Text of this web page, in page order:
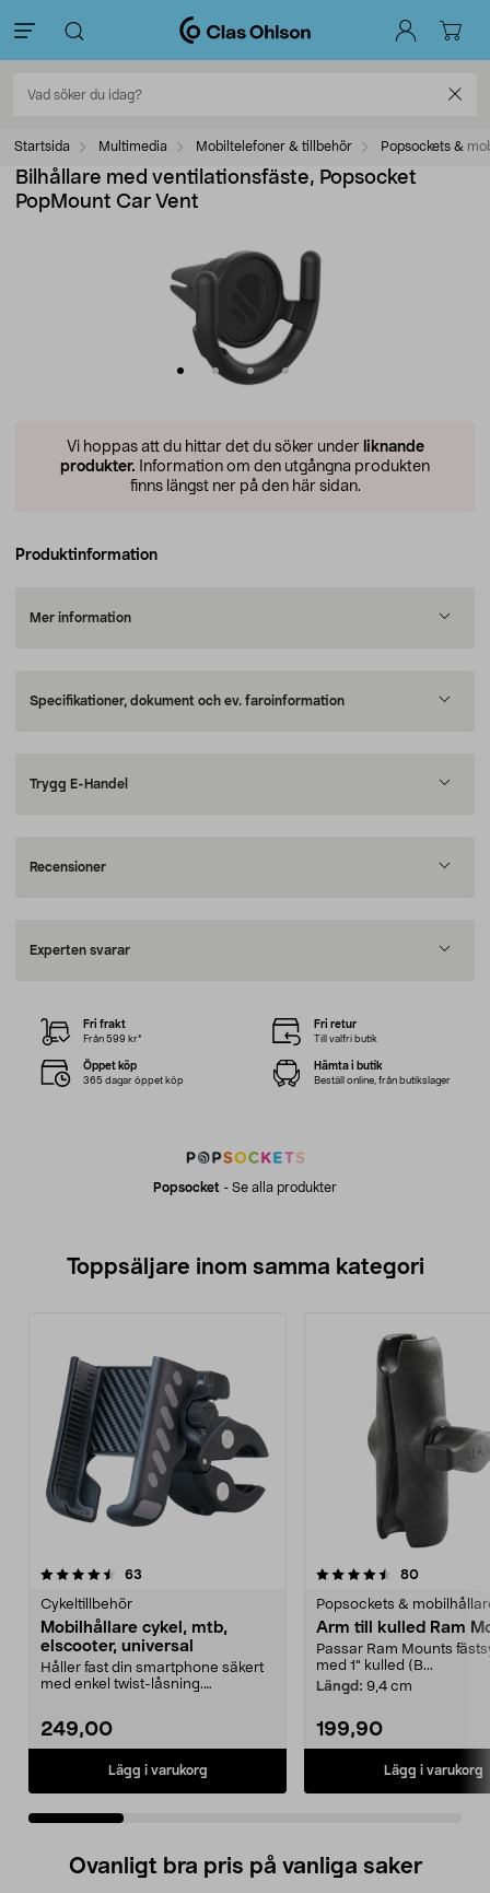
Startsida Multimedia Mobiltelefoner & tillbehör Popsockets &
Bilhållare med ventilationsfäste, Popsocket
PopMount Car Vent
Vi hoppas att du hittar det du söker under liknande
produkter. Information om den utgångna produkten
finns längst ner på den här sidan.
Produktinformation
Mer information
Specifikationer, dokument och ev. faroinformation
Trygg E-Handel
Recensioner
Experten svarar
Popsocket - Se alla produkter
Fri frakt
Från 599 kr*
Fri retur
Till valfri butik
Öppet köp
365 dagar öppet köp
Hämta i butik
Beställ online, från butikslager
Toppsäljare inom samma kategori
63
Cykeltillbehör
Mobilhållare cykel, mtb,
elscooter, universal
Håller fast din smartphone säkert
med enkel twist-låsning.
249,00
Lägg i varukorg
4.5 av 5 stjärnor 80
Popsockets &
Arm till kulled Ram
Passar Ram Mounts
med 1" kulled (B...
Längd: 9,4 cm
199,90
Lägg i varukorg
5.0 av 5 stjärnor
Ovanligt bra pris på vanliga saker